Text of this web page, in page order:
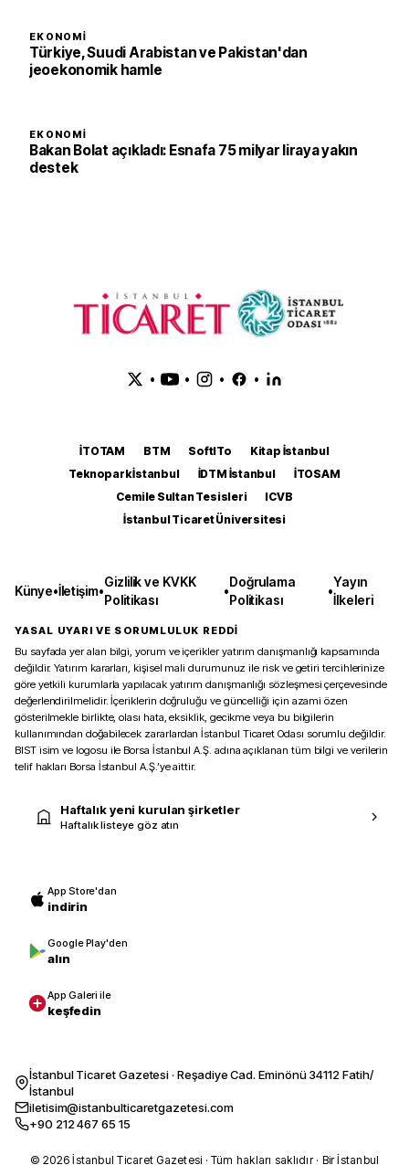
EKONOMI
Türkiye, Suudi Arabistan ve Pakistan'dan
jeoekonomik hamle
EKONOMI
Bakan Bolat açıkladı: Esnafa 75 milyar liraya yakın
destek
• • • •
İTOTAM BTM SoftITo
Kitap İstanbul
Teknopark İstanbul
İDTM İstanbul
İTOSAM
Cemile Sultan Tesisleri
ICVB
İstanbul Ticaret Üniversitesi
Künye•İletişim•
Gizlilik ve KVKK
Politikası
•
Doğrulama
Politikası
•
Yayın
İlkeleri
YASAL UYARI VE SORUMLULUK REDDİ
Bu sayfada yer alan bilgi, yorum ve içerikler yatırım danışmanlığı kapsamında
değildir. Yatırım kararları, kişisel mali durumunuz ile risk ve getiri tercihlerinize
göre yetkili kurumlarla yapılacak yatırım danışmanlığı sözleşmesi çerçevesinde
değerlendirilmelidir. İçeriklerin doğruluğu ve güncelliği için azami özen
gösterilmekle birlikte, olası hata, eksiklik, gecikme veya bu bilgilerin
kullanımından doğabilecek zararlardan İstanbul Ticaret Odası sorumlu değildir.
BIST isim ve logosu ile Borsa İstanbul A.Ş. adına açıklanan tüm bilgi ve verilerin
telif hakları Borsa İstanbul A.Ş.’ye aittir.
Haftalık yeni kurulan şirketler
Haftalık listeye göz atın
App Store'dan
indirin
Google Play'den
alın
App Galeri ile
keşfedin
İstanbul Ticaret Gazetesi · Reşadiye Cad. Eminönü 34112 Fatih/
İstanbul
iletisim@istanbulticaretgazetesi.com
+90 212 467 65 15
© 2026 İstanbul Ticaret Gazetesi · Tüm hakları saklıdır · Bir İstanbul